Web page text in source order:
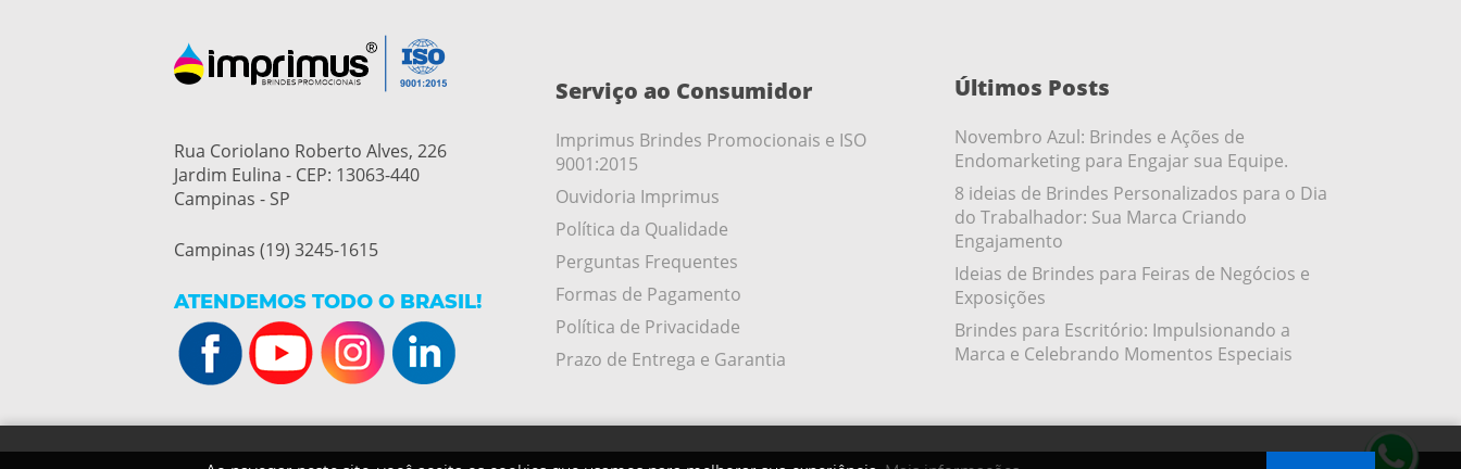
.
Rua Coriolano Roberto Alves, 226
Jardim Eulina - CEP: 13063-440
Campinas - SP
Campinas (19) 3245-1615
ATENDEMOS TODO O BRASIL!
Serviço ao Consumidor
Imprimus Brindes Promocionais e ISO
9001:2015
Ouvidoria Imprimus
Política da Qualidade
Perguntas Frequentes
Formas de Pagamento
Política de Privacidade
Prazo de Entrega e Garantia
Últimos Posts
Novembro Azul: Brindes e Ações de
Endomarketing para Engajar sua Equipe.
8 ideias de Brindes Personalizados para o Dia
do Trabalhador: Sua Marca Criando
Engajamento
Ideias de Brindes para Feiras de Negócios e
Exposições
Brindes para Escritório: Impulsionando a
Marca e Celebrando Momentos Especiais